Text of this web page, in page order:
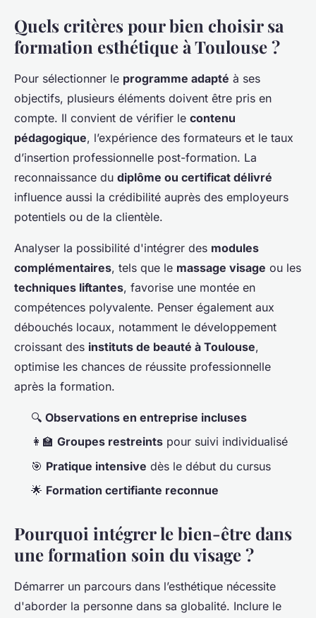
Quels critères pour bien choisir sa
formation esthétique à Toulouse ?
Pour sélectionner le programme adapté à ses
objectifs, plusieurs éléments doivent être pris en
compte. Il convient de vérifier le contenu
pédagogique, l’expérience des formateurs et le taux
d’insertion professionnelle post-formation. La
reconnaissance du diplôme ou certificat délivré
influence aussi la crédibilité auprès des employeurs
potentiels ou de la clientèle.
Analyser la possibilité d'intégrer des modules
complémentaires, tels que le massage visage ou les
techniques liftantes, favorise une montée en
compétences polyvalente. Penser également aux
débouchés locaux, notamment le développement
croissant des instituts de beauté à Toulouse,
optimise les chances de réussite professionnelle
après la formation.
🔍 Observations en entreprise incluses
👩‍🏫 Groupes restreints pour suivi individualisé
🎯 Pratique intensive dès le début du cursus
🌟 Formation certifiante reconnue
Pourquoi intégrer le bien-être dans
une formation soin du visage ?
Démarrer un parcours dans l’esthétique nécessite
d'aborder la personne dans sa globalité. Inclure le